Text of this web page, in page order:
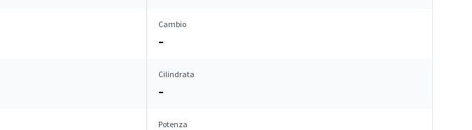
Cambio
–
Cilindrata
–
Potenza